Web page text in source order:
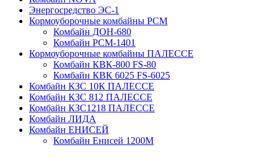
Энергосредство ЭС-1
Кормоуборочные комбайны РСМ
Комбайн ДОН-680
Комбайн РСМ-1401
Кормоуборочные комбайны ПАЛЕССЕ
Комбайн КВК-800 FS-80
Комбайн КВК 6025 FS-6025
Комбайн КЗС 10К ПАЛЕССЕ
Комбайн КЗС 812 ПАЛЕССЕ
Комбайн КЗС1218 ПАЛЕССЕ
Комбайн ЛИДА
Комбайн ЕНИСЕЙ
Комбайн Енисей 1200М